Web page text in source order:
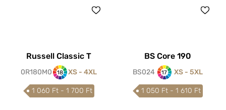
Russell Classic T
0R180M0 18 XS - 4XL
1 060 Ft - 1 700 Ft
BS Core 190
BS024 17 XS - 5XL
1 050 Ft - 1 610 Ft